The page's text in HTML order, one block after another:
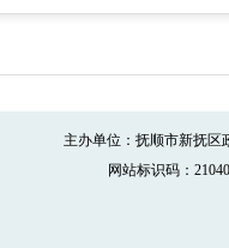
主办单位：抚顺市新抚
网站标识码：